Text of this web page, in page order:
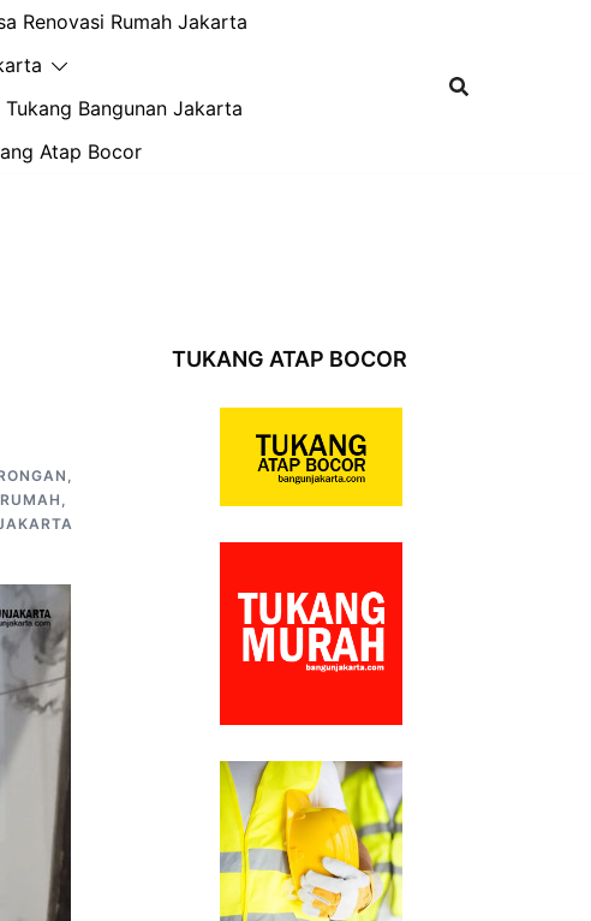
Renovasi Rumah Jakarta
Tukang Bangunan Jakarta
Atap Bocor
,
,
TUKANG ATAP BOCOR